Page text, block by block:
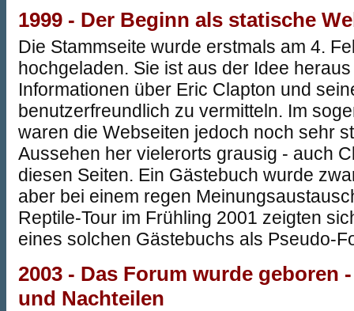
1999 - Der Beginn als statische
Die Stammseite wurde erstmals am 4.
hochgeladen. Sie ist aus der Idee
Informationen über Eric Clapton und
benutzerfreundlich zu vermitteln. Im
waren die Webseiten jedoch noch sehr
Aussehen her vielerorts grausig - auch
diesen Seiten. Ein Gästebuch wurde
aber bei einem regen
Reptile-Tour im Frühling 2001 zeigten
eines solchen Gästebuchs als Pseudo-
2003 - Das Forum wurde geboren
und Nachteilen